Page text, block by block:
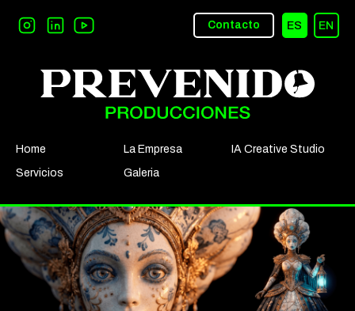
Contacto ES EN
Home La Empresa
IA Creative Studio
Servicios
Galeria